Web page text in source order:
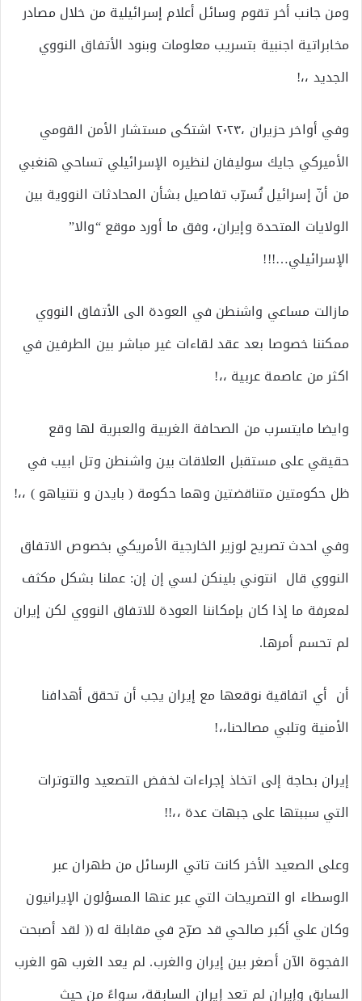
ومن جانب أخر تقوم وسائل أعلام إسرائيلية من خلال مصادر
مخابراتية اجنبية بتسريب معلومات وبنود الأتفاق النووي
الجديد ،،!
وفي أواخر حزيران ،٢٠٢٣ اشتكى مستشار الأمن القومي
الأميركي جايك سوليفان لنظيره الإسرائيلي تساحي هنغبي
من أنّ إسرائيل تُسرّب تفاصيل بشأن المحادثات النووية بين
الولايات المتحدة وإيران، وفق ما أورد موقع “والا”
الإسرائيلي…!!!
مازالت مساعي واشنطن في العودة الى الأتفاق النووي
ممكننا خصوصا بعد عقد لقاءات غير مباشر بين الطرفين في
اكثر من عاصمة عربية ،،!
وايضا مايتسرب من الصحافة الغربية والعبرية لها وقع
حقيقي على مستقبل العلاقات بين واشنطن وتل ابيب في
ظل حكومتين متناقضتين وهما حكومة ( بايدن و نتنياهو ) ،،!
وفي احدث تصريح لوزير الخارجية الأمريكي بخصوص الاتفاق
النووي قال انتوني بلينكن لسي إن إن: عملنا بشكل مكثف
لمعرفة ما إذا كان بإمكاننا العودة للاتفاق النووي لكن إيران
لم تحسم أمرها.
أن أي اتفاقية نوقعها مع إيران يجب أن تحقق أهدافنا
الأمنية وتلبي مصالحنا،،!
إيران بحاجة إلى اتخاذ إجراءات لخفض التصعيد والتوترات
التي سببتها على جبهات عدة ،،!!
وعلى الصعيد الأخر كانت تاتي الرسائل من طهران عبر
الوسطاء او التصريحات التي عبر عنها المسؤلون الإيرانيون
وكان علي أكبر صالحي قد صرّح في مقابلة له (( لقد أصبحت
الفجوة الآن أصغر بين إيران والغرب. لم يعد الغرب هو الغرب
السابق وإيران لم تعد إيران السابقة، سواءً من حيث